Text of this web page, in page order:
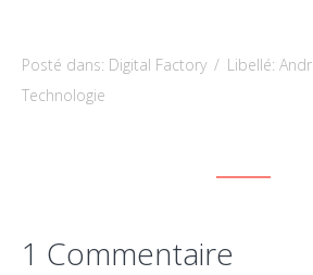
Posté dans: Digital Factory / Libellé:
Technologie
1 Commentaire